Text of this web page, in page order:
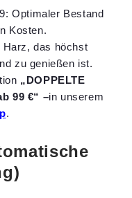
Optimaler Bestand
Kosten.
Harz, das höchst
zu genießen ist.
„DOPPELTE
99 €“ –in unserem
.